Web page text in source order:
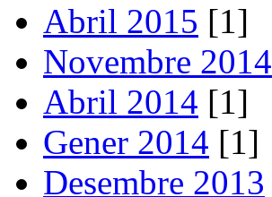
Abril 2015 [1]
Novembre 2014
Abril 2014 [1]
Gener 2014 [1]
Desembre 2013